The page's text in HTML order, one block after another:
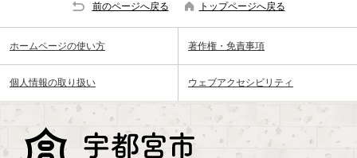
前のページへ戻る トップページへ戻る
ホームページの使い方 著作権・免責事項
個人情報の取り扱い ウェブアクセシビリティ